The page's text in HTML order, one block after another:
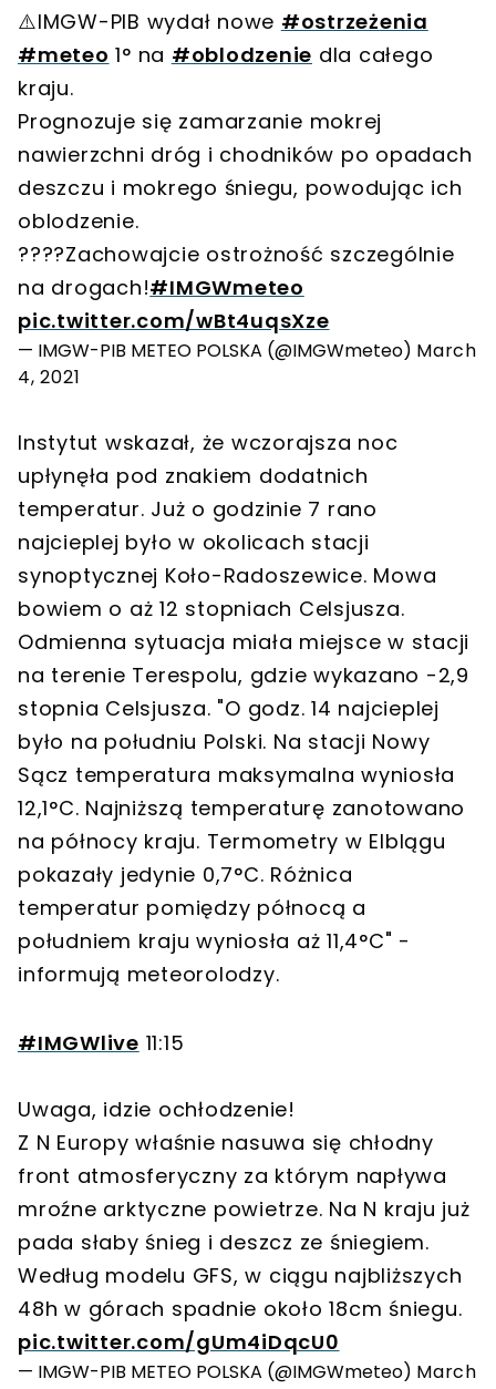
⚠️IMGW-PIB wydał nowe #ostrzeżenia
#meteo 1° na #oblodzenie dla całego
kraju.
Prognozuje się zamarzanie mokrej
nawierzchni dróg i chodników po opadach
deszczu i mokrego śniegu, powodując ich
oblodzenie.
????Zachowajcie ostrożność szczególnie
na drogach!#IMGWmeteo
pic.twitter.com/wBt4uqsXze
— IMGW-PIB METEO POLSKA (@IMGWmeteo) March
4, 2021
Instytut wskazał, że wczorajsza noc
upłynęła pod znakiem dodatnich
temperatur. Już o godzinie 7 rano
najcieplej było w okolicach stacji
synoptycznej Koło-Radoszewice. Mowa
bowiem o aż 12 stopniach Celsjusza.
Odmienna sytuacja miała miejsce w stacji
na terenie Terespolu, gdzie wykazano -2,9
stopnia Celsjusza. "O godz. 14 najcieplej
było na południu Polski. Na stacji Nowy
Sącz temperatura maksymalna wyniosła
12,1°C. Najniższą temperaturę zanotowano
na północy kraju. Termometry w Elblągu
pokazały jedynie 0,7°C. Różnica
temperatur pomiędzy północą a
południem kraju wyniosła aż 11,4°C" -
informują meteorolodzy.
#IMGWlive 11:15
Uwaga, idzie ochłodzenie!
Z N Europy właśnie nasuwa się chłodny
front atmosferyczny za którym napływa
mroźne arktyczne powietrze. Na N kraju już
pada słaby śnieg i deszcz ze śniegiem.
Według modelu GFS, w ciągu najbliższych
48h w górach spadnie około 18cm śniegu.
pic.twitter.com/gUm4iDqcU0
— IMGW-PIB METEO POLSKA (@IMGWmeteo) March